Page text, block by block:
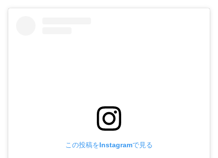
この投稿をInstagramで見る